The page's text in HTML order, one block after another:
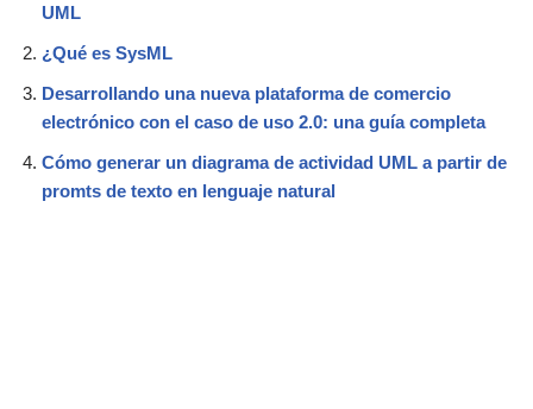
UML
¿Qué es SysML
Desarrollando una nueva plataforma de comercio
electrónico con el caso de uso 2.0: una guía completa
Cómo generar un diagrama de actividad UML a partir de
promts de texto en lenguaje natural